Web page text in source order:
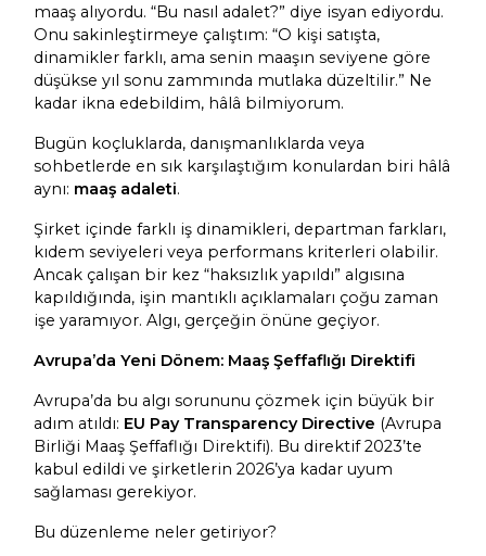
maaş alıyordu. “Bu nasıl adalet?” diye isyan ediyordu.
Onu sakinleştirmeye çalıştım: “O kişi satışta,
dinamikler farklı, ama senin maaşın seviyene göre
düşükse yıl sonu zammında mutlaka düzeltilir.” Ne
kadar ikna edebildim, hâlâ bilmiyorum.
Bugün koçluklarda, danışmanlıklarda veya
sohbetlerde en sık karşılaştığım konulardan biri hâlâ
aynı: maaş adaleti.
Şirket içinde farklı iş dinamikleri, departman farkları,
kıdem seviyeleri veya performans kriterleri olabilir.
Ancak çalışan bir kez “haksızlık yapıldı” algısına
kapıldığında, işin mantıklı açıklamaları çoğu zaman
işe yaramıyor. Algı, gerçeğin önüne geçiyor.
Avrupa’da Yeni Dönem: Maaş Şeffaflığı Direktifi
Avrupa’da bu algı sorununu çözmek için büyük bir
adım atıldı: EU Pay Transparency Directive (Avrupa
Birliği Maaş Şeffaflığı Direktifi). Bu direktif 2023’te
kabul edildi ve şirketlerin 2026’ya kadar uyum
sağlaması gerekiyor.
Bu düzenleme neler getiriyor?